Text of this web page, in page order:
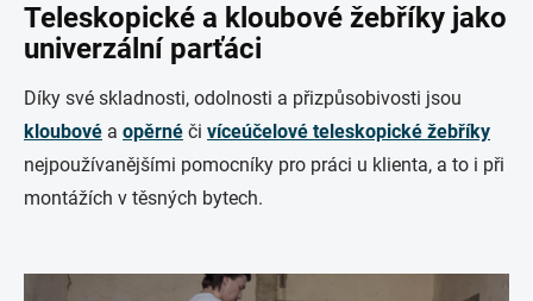
Teleskopické a kloubové žebříky jako
univerzální parťáci
Díky své skladnosti, odolnosti a přizpůsobivosti jsou
kloubové a opěrné či víceúčelové teleskopické žebříky
nejpoužívanějšími pomocníky pro práci u klienta, a to i při
montážích v těsných bytech.